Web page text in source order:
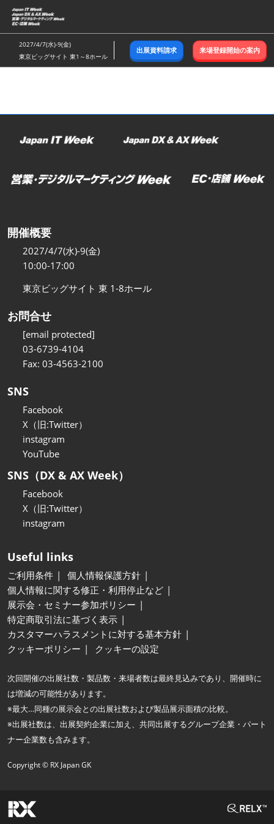
ス
キ
ッ
し
む
2027/4/7(水)-9(金)
東京ビッグサイト 東1～8ホール
出展資料請求 来場登録開始の案内
開催概要
2027/4/7(水)-9(金)
10:00-17:00
東京ビッグサイト 東 1-8ホール
お問合せ
[email protected]
03-6739-4104
Fax: 03-4563-2100
SNS
Facebook
X（旧:Twitter）
instagram
YouTube
SNS（DX & AX Week）
Facebook
X（旧:Twitter）
instagram
Useful links
ご利用条件
個人情報保護方針
個人情報に関する修正・利用停止など
展示会・セミナー参加ポリシー
特定商取引法に基づく表示
カスタマーハラスメントに対する基本方針
クッキーポリシー
クッキーの設定
次回開催の出展社数・製品数・来場者数は最終見込みであり、開催時に
は増減の可能性があります。
※最大…同種の展示会との出展社数および製品展示面積の比較。
※出展社数は、出展契約企業に加え、共同出展するグループ企業・パート
ナー企業数も含みます。
Copyright © RX Japan GK